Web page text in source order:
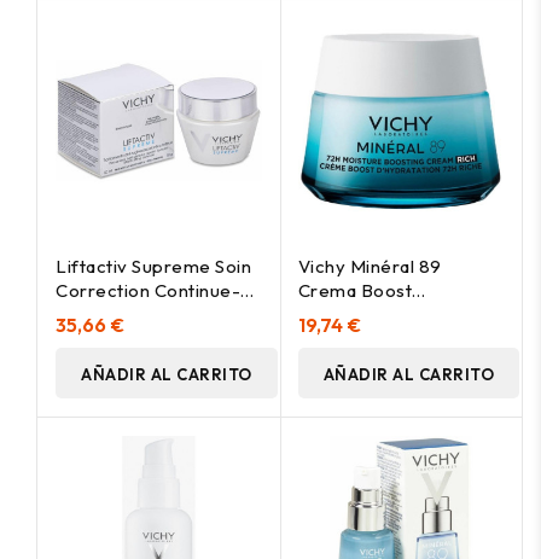
Liftactiv Supreme Soin
Correction Continue-
Rides Et Fermeté
35,66 €
AÑADIR AL CARRITO
Vichy Minéral 89
Crema Boost
Hidratación 72H Rica
50Ml
19,74 €
AÑADIR AL CARRITO